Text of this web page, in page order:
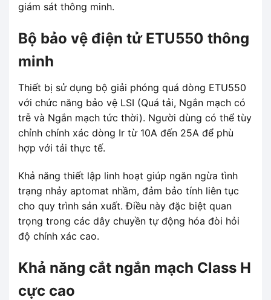
giám sát thông minh.
Bộ bảo vệ điện tử ETU550 thông
minh
Thiết bị sử dụng bộ giải phóng quá dòng ETU550
với chức năng bảo vệ LSI (Quá tải, Ngắn mạch có
trễ và Ngắn mạch tức thời). Người dùng có thể tùy
chỉnh chính xác dòng Ir từ 10A đến 25A để phù
hợp với tải thực tế.
Khả năng thiết lập linh hoạt giúp ngăn ngừa tình
trạng nhảy aptomat nhầm, đảm bảo tính liên tục
cho quy trình sản xuất. Điều này đặc biệt quan
trọng trong các dây chuyền tự động hóa đòi hỏi
độ chính xác cao.
Khả năng cắt ngắn mạch Class H
cực cao